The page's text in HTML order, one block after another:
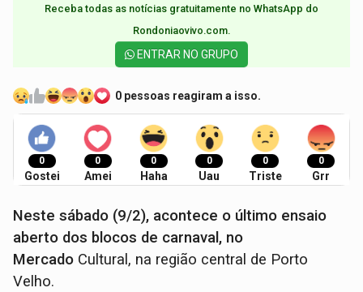
Receba todas as notícias gratuitamente no WhatsApp do
Rondoniaovivo.com.​
ENTRAR NO GRUPO
0 pessoas reagiram a isso.
0
Gostei
0
Amei
0
Haha
0
Uau
0
Triste
0
Grr
Neste sábado (9/2), acontece o último ensaio
aberto dos blocos de carnaval, no
Mercado Cultural, na região central de Porto
Velho.